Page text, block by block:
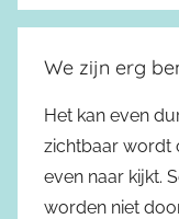
We zijn erg
Het kan even
zichtbaar wordt
even naar kijkt.
worden niet